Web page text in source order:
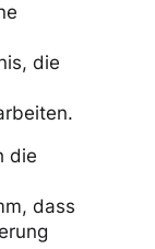
die
die
dass